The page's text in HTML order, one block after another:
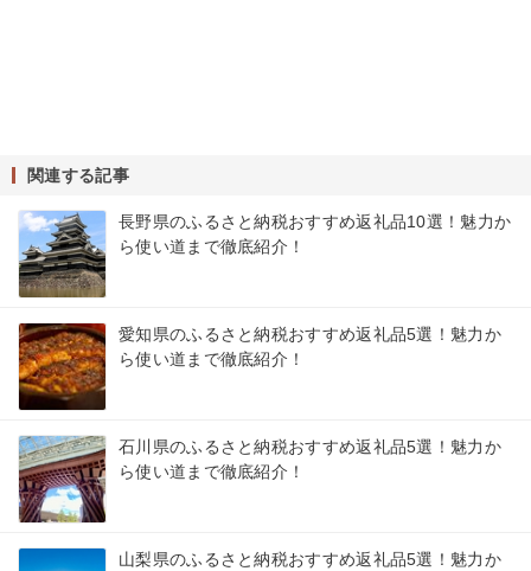
関連する記事
長野県のふるさと納税おすすめ返礼品10選！魅力か
ら使い道まで徹底紹介！
愛知県のふるさと納税おすすめ返礼品5選！魅力か
ら使い道まで徹底紹介！
石川県のふるさと納税おすすめ返礼品5選！魅力か
ら使い道まで徹底紹介！
山梨県のふるさと納税おすすめ返礼品5選！魅力か